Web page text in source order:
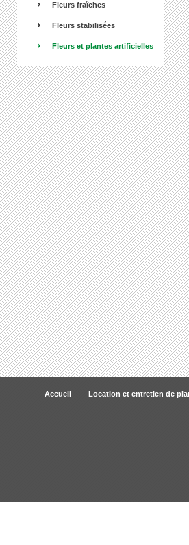
Fleurs fraîches
Fleurs stabilisées
Fleurs et plantes artificielles
Accueil Location et entretien de